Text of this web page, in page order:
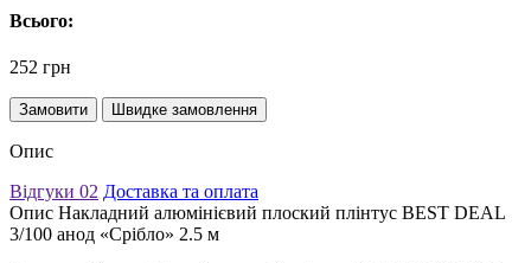
Всього:
252 грн
Замовити Швидке замовлення
Опис
Відгуки 02 Доставка та оплата
Опис Накладний алюмінієвий плоский плінтус BEST DEAL
3/100 анод «Срібло» 2.5 м